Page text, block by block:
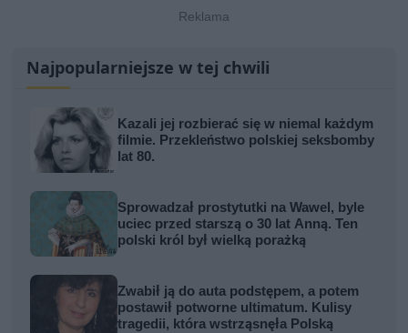
Najpopularniejsze w tej chwili
Kazali jej rozbierać się w niemal każdym
filmie. Przekleństwo polskiej seksbomby
lat 80.
Sprowadzał prostytutki na Wawel, byle
uciec przed starszą o 30 lat Anną. Ten
polski król był wielką porażką
Zwabił ją do auta podstępem, a potem
postawił potworne ultimatum. Kulisy
tragedii, która wstrząsnęła Polską